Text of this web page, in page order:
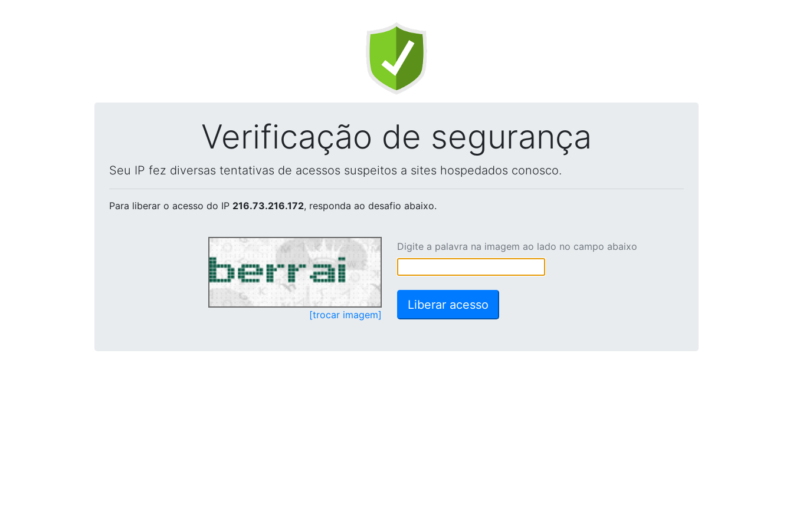
Verificação de segurança
Seu IP fez diversas tentativas de acessos suspeitos a sites hospedados conosco.
Para liberar o acesso do IP 216.73.216.172, responda ao desafio abaixo.
[trocar imagem]
Digite a palavra na imagem ao lado no campo abaixo